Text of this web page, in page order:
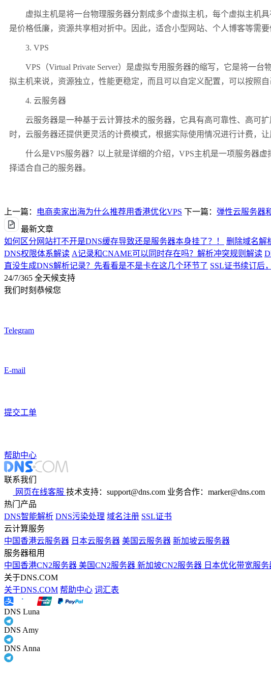
虚拟主机是将一台物理服务器分割成多个虚拟主机，每个虚拟主机具
是价格低廉，资源共享相对折中。因此，适合小型网站、个人博客等需要
3. VPS
VPS（Virtual Private Server）是虚拟专用服务器的缩写，它是将一台
拟主机来说，资源独立，性能更稳定，而且可以自定义配置，可以按照
4. 云服务器
云服务器是一种基于云计算技术的服务器，它具有高可靠性、高可扩
时，云服务器还提供更灵活的计费模式，根据实际使用情况进行计费，
什么是VPS服务器？以上就是详细的介绍，VPS主机是一项服务器虚
择适合自己的服务器。
上一篇： 电商卖家出海为什么推荐用香港优化VPS 下一篇： 弹性云服务器
最新文章
如何区分网站打不开是DNS缓存导致还是服务器本身挂了？！
删除域名解
DNS权限体系解读 A记录和CNAME可以同时存在吗？解析冲突规则解读
直没生成DNS解析记录？先看看是不是卡在这几个环节了 SSL证书续订后
24/7/365 全天候支持
我们时刻恭候您
Telegram
E-mail
提交工单
帮助中心
联系我们
网页在线客服 技术支持：support@dns.com 业务合作：marker@dns.com
热门产品
DNS智能解析 DNS污染处理 域名注册 SSL证书
云计算服务
中国香港云服务器 日本云服务器 美国云服务器 新加坡云服务器
服务器租用
中国香港CN2服务器 美国CN2服务器 新加坡CN2服务器 日本优化带宽服务
关于DNS.COM
关于DNS.COM 帮助中心 词汇表
DNS Luna
DNS Amy
DNS Anna